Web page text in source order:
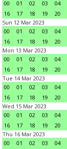
00
01 02 03 04
16
17 18 19 20
Sun 12 Mar 2023
00
01 02 03 04
16
17 18 19 20
Mon 13 Mar 2023
00
01 02 03 04
16
17 18 19 20
Tue 14 Mar 2023
00
01 02 03 04
16
17 18 19 20
Wed 15 Mar 2023
00
01 02 03 04
16
17 18 19 20
Thu 16 Mar 2023
00
01 02 03 04